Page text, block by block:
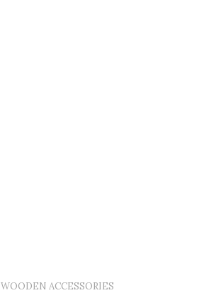
WOODEN ACCESSORIES